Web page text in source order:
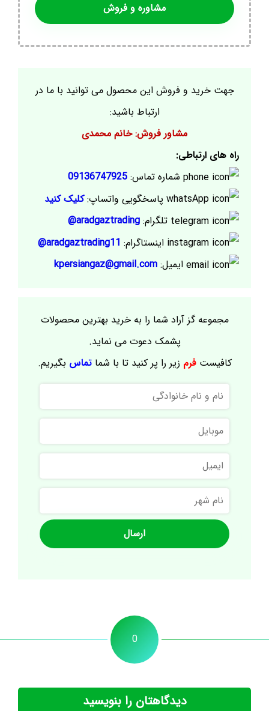
مشاوره و فروش
جهت خرید و فروش این محصول می توانید با ما در
ارتباط باشید:
مشاور فروش: خانم محمدی
راه های ارتباطی:
شماره تماس: 09136747925
پاسخگویی واتساپ:کلیک کنید
تلگرام: aradgaztrading@
اینستاگرام: aradgaztrading11@
ایمیل: kpersiangaz@gmail.com
مجموعه گز آراد شما را به خرید بهترین محصولات
پشمک دعوت می نماید.
کافیستفرم زیر را پر کنید تا با شماتماس بگیریم.
نام
و
نام
خانوادگی
موبایل
ایمیل
نام
شهر
0
دیدگاهتان را بنویسید